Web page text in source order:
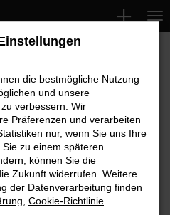
für
Top-
die bestmögliche Nutzung
und unsere
verbessern. Wir
Präferenzen und verarbeiten
nur, wenn Sie uns Ihre
zu einem späteren
können Sie die
Zukunft widerrufen. Weitere
der Datenverarbeitung finden
Cookie-Richtlinie